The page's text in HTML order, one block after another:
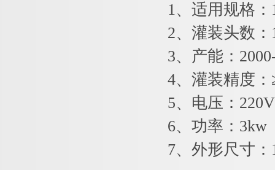
1、适用规格
2、灌装头数：
3、产能：
4、灌装精度：
5、电压：
6、功率：3kw
7、外形尺寸：